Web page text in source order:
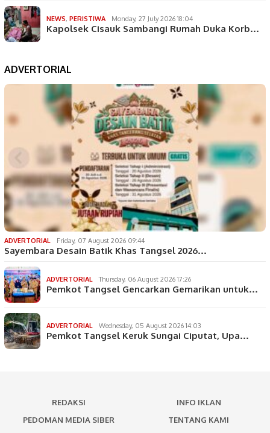
NEWS, PERISTIWA Monday, 27 July 2026 18:04
Kapolsek Cisauk Sambangi Rumah Duka Korb…
ADVERTORIAL
ADVERTORIAL Friday, 07 August 2026 09:44
Sayembara Desain Batik Khas Tangsel 2026…
ADVERTORIAL Thursday, 06 August 2026 17:26
Pemkot Tangsel Gencarkan Gemarikan untuk…
ADVERTORIAL Wednesday, 05 August 2026 14:03
Pemkot Tangsel Keruk Sungai Ciputat, Upa…
REDAKSI
INFO IKLAN
PEDOMAN MEDIA SIBER
TENTANG KAMI